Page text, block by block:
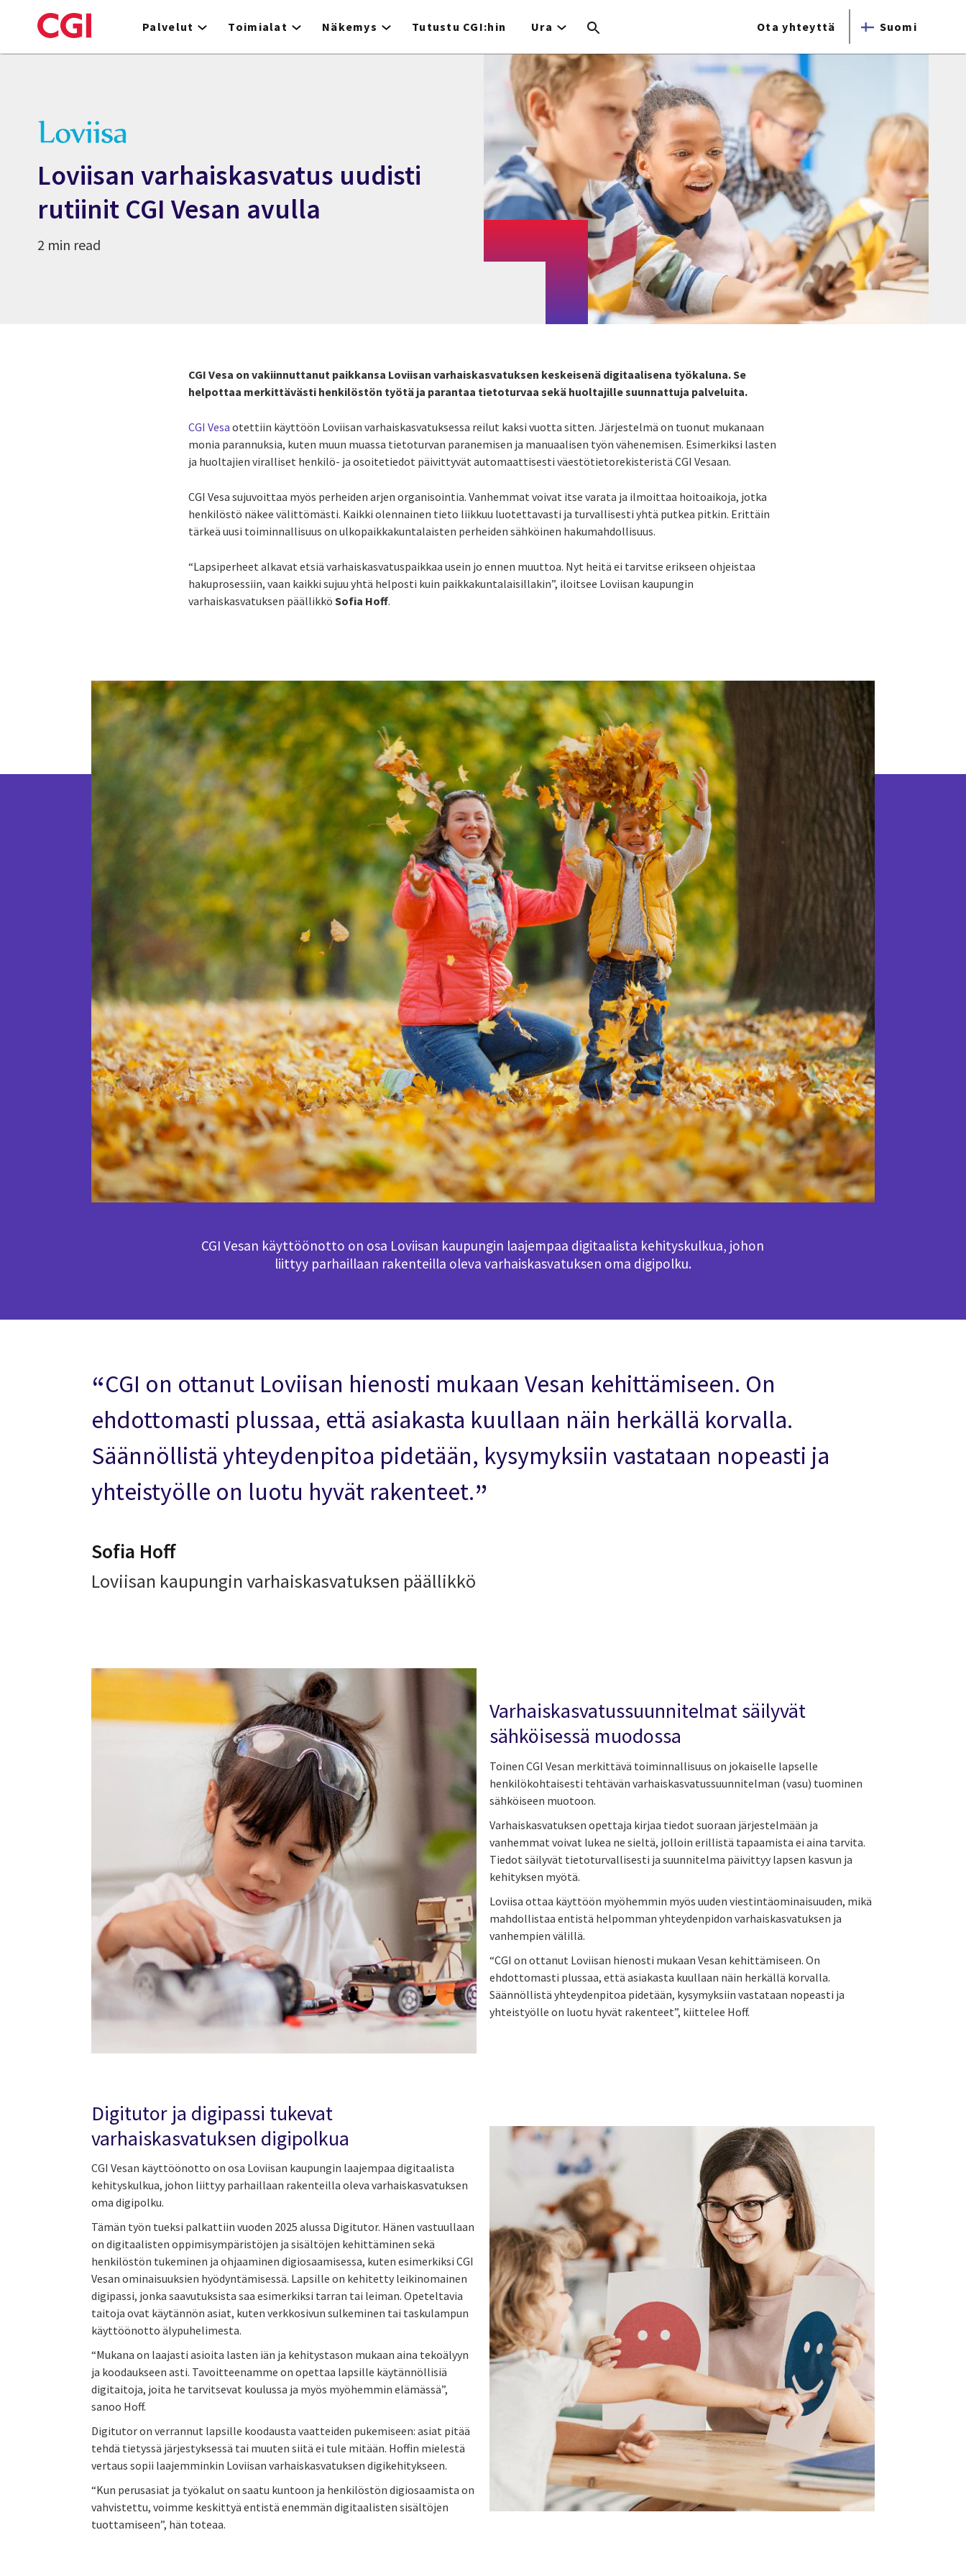
to
Palvelut Toimialat Näkemys Tutustu CGI:hin Ura Ota yhteyttä Suomi
Loviisan varhaiskasvatus uudisti
rutiinit CGI Vesan avulla
2 min read
CGI Vesa on vakiinnuttanut paikkansa Loviisan varhaiskasvatuksen keskeisenä digitaalisena työkaluna. Se
helpottaa merkittävästi henkilöstön työtä ja parantaa tietoturvaa sekä huoltajille suunnattuja palveluita.
CGI Vesa otettiin käyttöön Loviisan varhaiskasvatuksessa reilut kaksi vuotta sitten. Järjestelmä on tuonut mukanaan
monia parannuksia, kuten muun muassa tietoturvan paranemisen ja manuaalisen työn vähenemisen. Esimerkiksi lasten
ja huoltajien viralliset henkilö- ja osoitetiedot päivittyvät automaattisesti väestötietorekisteristä CGI Vesaan.
CGI Vesa sujuvoittaa myös perheiden arjen organisointia. Vanhemmat voivat itse varata ja ilmoittaa hoitoaikoja, jotka
henkilöstö näkee välittömästi. Kaikki olennainen tieto liikkuu luotettavasti ja turvallisesti yhtä putkea pitkin. Erittäin
tärkeä uusi toiminnallisuus on ulkopaikkakuntalaisten perheiden sähköinen hakumahdollisuus.
“Lapsiperheet alkavat etsiä varhaiskasvatuspaikkaa usein jo ennen muuttoa. Nyt heitä ei tarvitse erikseen ohjeistaa
hakuprosessiin, vaan kaikki sujuu yhtä helposti kuin paikkakuntalaisillakin”, iloitsee Loviisan kaupungin
varhaiskasvatuksen päällikköSofia Hoff.
CGI Vesan käyttöönotto on osa Loviisan kaupungin laajempaa digitaalista kehityskulkua, johon
liittyy parhaillaan rakenteilla oleva varhaiskasvatuksen oma digipolku.
CGI on ottanut Loviisan hienosti mukaan Vesan kehittämiseen. On
ehdottomasti plussaa, että asiakasta kuullaan näin herkällä korvalla.
Säännöllistä yhteydenpitoa pidetään, kysymyksiin vastataan nopeasti ja
yhteistyölle on luotu hyvät rakenteet.
Sofia Hoff
Loviisan kaupungin varhaiskasvatuksen päällikkö
Varhaiskasvatussuunnitelmat säilyvät
sähköisessä muodossa
Toinen CGI Vesan merkittävä toiminnallisuus on jokaiselle lapselle
henkilökohtaisesti tehtävän varhaiskasvatussuunnitelman (vasu) tuominen
sähköiseen muotoon.
Varhaiskasvatuksen opettaja kirjaa tiedot suoraan järjestelmään ja
vanhemmat voivat lukea ne sieltä, jolloin erillistä tapaamista ei aina tarvita.
Tiedot säilyvät tietoturvallisesti ja suunnitelma päivittyy lapsen kasvun ja
kehityksen myötä.
Loviisa ottaa käyttöön myöhemmin myös uuden viestintäominaisuuden, mikä
mahdollistaa entistä helpomman yhteydenpidon varhaiskasvatuksen ja
vanhempien välillä.
“CGI on ottanut Loviisan hienosti mukaan Vesan kehittämiseen. On
ehdottomasti plussaa, että asiakasta kuullaan näin herkällä korvalla.
Säännöllistä yhteydenpitoa pidetään, kysymyksiin vastataan nopeasti ja
yhteistyölle on luotu hyvät rakenteet”, kiittelee Hoff.
Digitutor ja digipassi tukevat
varhaiskasvatuksen digipolkua
CGI Vesan käyttöönotto on osa Loviisan kaupungin laajempaa digitaalista
kehityskulkua, johon liittyy parhaillaan rakenteilla oleva varhaiskasvatuksen
oma digipolku.
Tämän työn tueksi palkattiin vuoden 2025 alussa Digitutor. Hänen vastuullaan
on digitaalisten oppimisympäristöjen ja sisältöjen kehittäminen sekä
henkilöstön tukeminen ja ohjaaminen digiosaamisessa, kuten esimerkiksi CGI
Vesan ominaisuuksien hyödyntämisessä. Lapsille on kehitetty leikinomainen
digipassi, jonka saavutuksista saa esimerkiksi tarran tai leiman. Opeteltavia
taitoja ovat käytännön asiat, kuten verkkosivun sulkeminen tai taskulampun
käyttöönotto älypuhelimesta.
“Mukana on laajasti asioita lasten iän ja kehitystason mukaan aina tekoälyyn
ja koodaukseen asti. Tavoitteenamme on opettaa lapsille käytännöllisiä
digitaitoja, joita he tarvitsevat koulussa ja myös myöhemmin elämässä”,
sanoo Hoff.
Digitutor on verrannut lapsille koodausta vaatteiden pukemiseen: asiat pitää
tehdä tietyssä järjestyksessä tai muuten siitä ei tule mitään. Hoffin mielestä
vertaus sopii laajemminkin Loviisan varhaiskasvatuksen digikehitykseen.
“Kun perusasiat ja työkalut on saatu kuntoon ja henkilöstön digiosaamista on
vahvistettu, voimme keskittyä entistä enemmän digitaalisten sisältöjen
tuottamiseen”, hän toteaa.